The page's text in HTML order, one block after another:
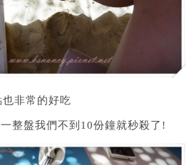
非常的好吃
整盤我們不到10份鐘就秒殺了!